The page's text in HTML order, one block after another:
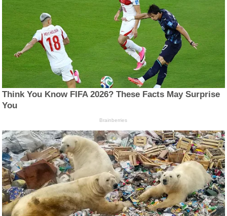
Think You Know FIFA 2026? These Facts May Surprise
You
Brainberries